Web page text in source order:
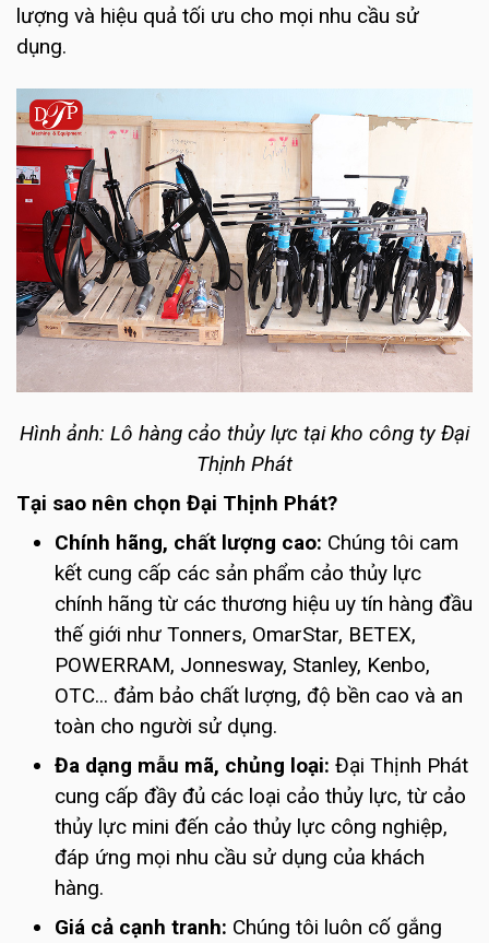
lượng và hiệu quả tối ưu cho mọi nhu cầu sử
dụng.
Hình ảnh: Lô hàng cảo thủy lực tại kho công ty Đại
Thịnh Phát
Tại sao nên chọn Đại Thịnh Phát?
Chính hãng, chất lượng cao: Chúng tôi cam
kết cung cấp các sản phẩm cảo thủy lực
chính hãng từ các thương hiệu uy tín hàng đầu
thế giới như Tonners, OmarStar, BETEX,
POWERRAM, Jonnesway, Stanley, Kenbo,
OTC... đảm bảo chất lượng, độ bền cao và an
toàn cho người sử dụng.
Đa dạng mẫu mã, chủng loại: Đại Thịnh Phát
cung cấp đầy đủ các loại cảo thủy lực, từ cảo
thủy lực mini đến cảo thủy lực công nghiệp,
đáp ứng mọi nhu cầu sử dụng của khách
hàng.
Giá cả cạnh tranh: Chúng tôi luôn cố gắng